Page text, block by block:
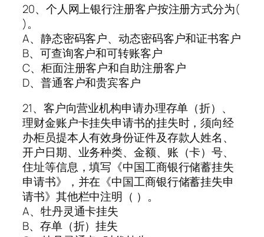
20、个人网上银行注册客户按注册方式分为(
)。
A、静态密码客户、动态密码客户和证书客户
B、可查询客户和可转账客户
C、柜面注册客户和自助注册客户
D、普通客户和贵宾客户
21、客户向营业机构申请办理存单（折）、
理财金账户卡挂失申请书的挂失时，须向经
办柜员提本人有效身份证件及存款人姓名、
开户日期、业务种类、金额、账（卡）号、
住址等信息，填写《中国工商银行储蓄挂失
申请书》，并在《中国工商银行储蓄挂失申
请书》其他栏中注明（ ）。
A、牡丹灵通卡挂失
B、存单（折）挂失